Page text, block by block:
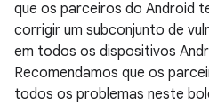
que os parceiros do Android
corrigir um subconjunto de
em todos os dispositivos
Recomendamos que os
todos os problemas neste